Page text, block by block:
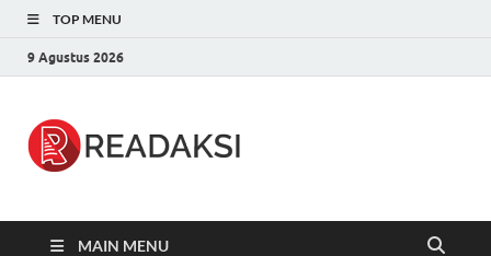
TOP MENU
9 Agustus 2026
MAIN MENU